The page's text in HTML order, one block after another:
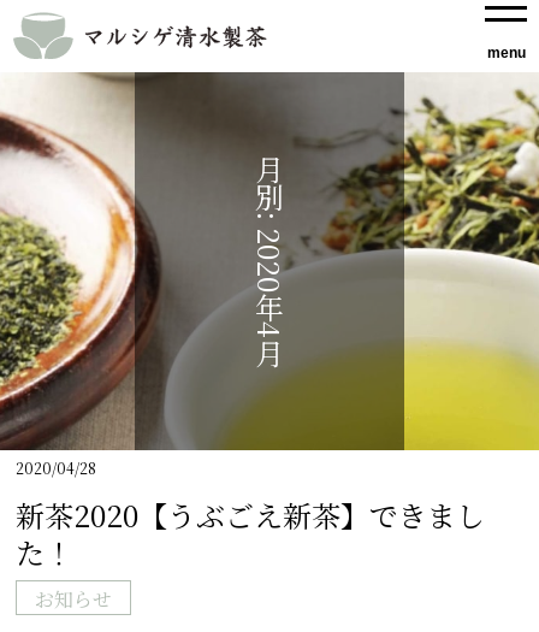
月別: 2020年4月
2020/04/28
新茶2020【うぶごえ新茶】できまし
た！
お知らせ